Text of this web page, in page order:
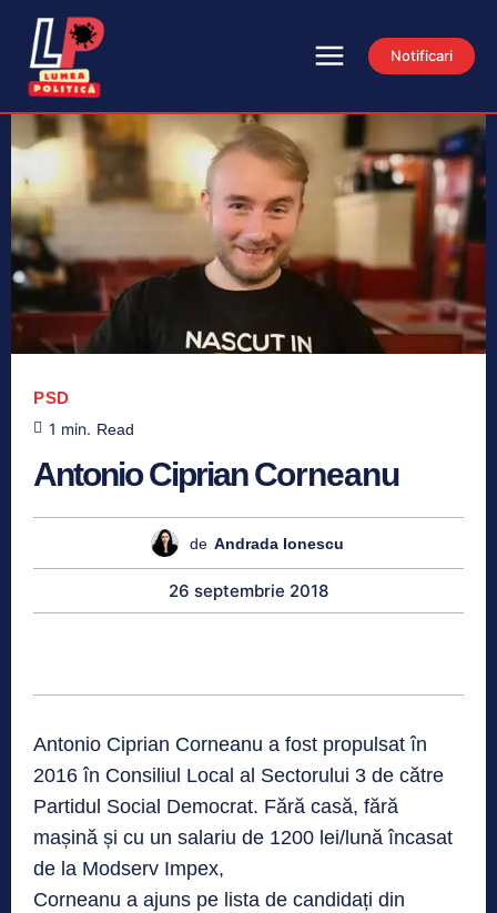
Notificari
PSD
1 min. Read
Antonio Ciprian Corneanu
de Andrada Ionescu
26 septembrie 2018
Antonio Ciprian Corneanu a fost propulsat în
2016 în Consiliul Local al Sectorului 3 de către
Partidul Social Democrat. Fără casă, fără
mașină și cu un salariu de 1200 lei/lună încasat
de la Modserv Impex,
Corneanu a ajuns pe lista de candidați din